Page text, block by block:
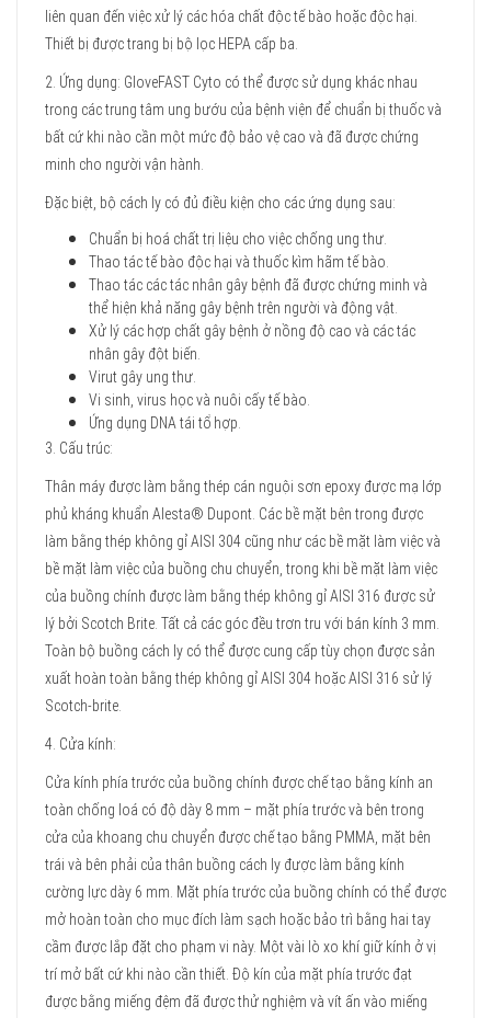
liên quan đến việc xử lý các hóa chất độc tế bào hoặc độc hại.
Thiết bị được trang bị bộ lọc HEPA cấp ba.
2. Ứng dụng: GloveFAST Cyto có thể được sử dụng khác nhau
trong các trung tâm ung bướu của bệnh viện để chuẩn bị thuốc và
bất cứ khi nào cần một mức độ bảo vệ cao và đã được chứng
minh cho người vận hành.
Đặc biệt, bộ cách ly có đủ điều kiện cho các ứng dụng sau:
Chuẩn bị hoá chất trị liệu cho việc chống ung thư.
Thao tác tế bào độc hại và thuốc kìm hãm tế bào.
Thao tác các tác nhân gây bệnh đã được chứng minh và
thể hiện khả năng gây bệnh trên người và động vật.
Xử lý các hợp chất gây bệnh ở nồng độ cao và các tác
nhân gây đột biến.
Virut gây ung thư.
Vi sinh, virus học và nuôi cấy tế bào.
Ứng dụng DNA tái tổ hợp.
3. Cấu trúc:
Thân máy được làm bằng thép cán nguội sơn epoxy được mạ lớp
phủ kháng khuẩn Alesta® Dupont. Các bề mặt bên trong được
làm bằng thép không gỉ AISI 304 cũng như các bề mặt làm việc và
bề mặt làm việc của buồng chu chuyển, trong khi bề mặt làm việc
của buồng chính được làm bằng thép không gỉ AISI 316 được sử
lý bởi Scotch Brite. Tất cả các góc đều trơn tru với bán kính 3 mm.
Toàn bộ buồng cách ly có thể được cung cấp tùy chọn được sản
xuất hoàn toàn bằng thép không gỉ AISI 304 hoặc AISI 316 sử lý
Scotch-brite.
4. Cửa kính:
Cửa kính phía trước của buồng chính được chế tạo bằng kính an
toàn chống loá có độ dày 8 mm – mặt phía trước và bên trong
cửa của khoang chu chuyển được chế tạo bằng PMMA, mặt bên
trái và bên phải của thân buồng cách ly được làm bằng kính
cường lực dày 6 mm. Mặt phía trước của buồng chính có thể được
mở hoàn toàn cho mục đích làm sạch hoặc bảo trì bằng hai tay
cầm được lắp đặt cho phạm vi này. Một vài lò xo khí giữ kính ở vị
trí mở bất cứ khi nào cần thiết. Độ kín của mặt phía trước đạt
được bằng miếng đệm đã được thử nghiệm và vít ấn vào miếng